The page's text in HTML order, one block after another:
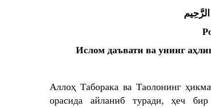
Ислом даъвати ва унинг
Аллоҳ Таборака ва Таолонинг
орасида айланиб туради, ҳеч